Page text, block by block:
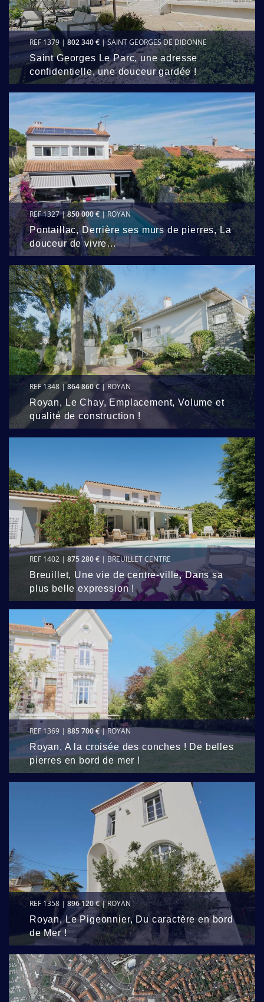
REF 1379 | 802 340 € | SAINT GEORGES DE DIDONNE
Saint Georges Le Parc, une adresse
confidentielle, une douceur gardée !
REF 1327 |850 000 € | ROYAN
Pontaillac, Derrière ses murs de pierres, La
douceur de vivre…
REF 1348 |864 860 € | ROYAN
Royan, Le Chay, Emplacement, Volume et
qualité de construction !
REF 1402 | 875 280 € | BREUILLET CENTRE
Breuillet, Une vie de centre-ville, Dans sa
plus belle expression !
REF 1369 | 885 700 €| ROYAN
Royan, A la croisée des conches ! De belles
pierres en bord de mer !
REF 1358 | 896 120 €| ROYAN
Royan, Le Pigeonnier, Du caractère en bord
de Mer !